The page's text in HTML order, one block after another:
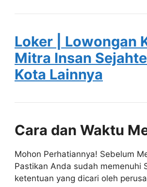
Loker | Lowongan
Mitra Insan
Kota Lainnya
Cara dan Waktu
Mohon Perhatiannya! Sebelum
Pastikan Anda sudah memenuhi
ketentuan yang dicari oleh